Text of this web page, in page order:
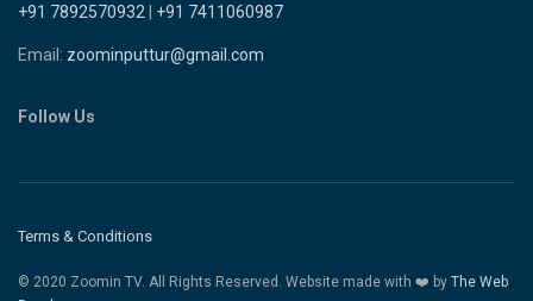
+91 7892570932 +91 7411060987
Email: zoominputtur@gmail.com
Follow Us
Terms & Conditions
© 2020 Zoomin TV. All Rights Reserved. Website made with ❤️ by The Web